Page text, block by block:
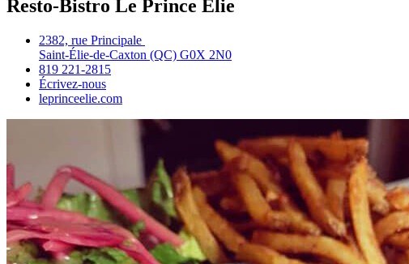
Resto-Bistro Le Prince Élie
2382, rue Principale
Saint‑Élie‑de‑Caxton (QC) G0X 2N0
819 221‑2815
Écrivez‑nous
leprinceelie.com